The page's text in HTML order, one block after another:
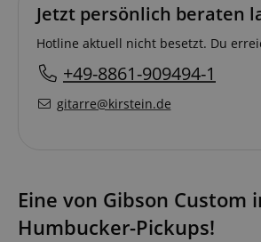
Jetzt persönlich beraten
Hotline aktuell nicht besetzt. Du
+49-8861-909494-1
gitarre@kirstein.de
Eine von Gibson
Humbucker-Pickups!